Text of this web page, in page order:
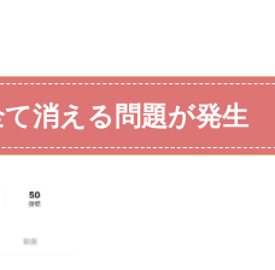
消える問題が発生